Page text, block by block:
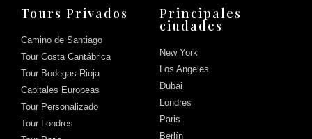
Tours Privados
Camino de Santiago
Tour Costa Cantábrica
Tour Bodegas Rioja
Capitales Europeas
Tour Personalizado
Tour Londres
Principales
ciudades
New York
Los Angeles
Dubai
Londres
Paris
Berlín